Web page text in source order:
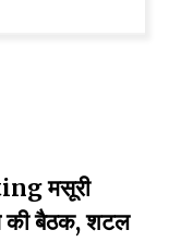
मसूरी
की बैठक, शटल